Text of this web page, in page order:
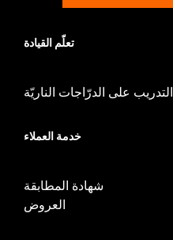
تعلّم القيادة
التدريب على الدرّاجات الناريّة
خدمة العملاء
شهادة المطابقة
العروض